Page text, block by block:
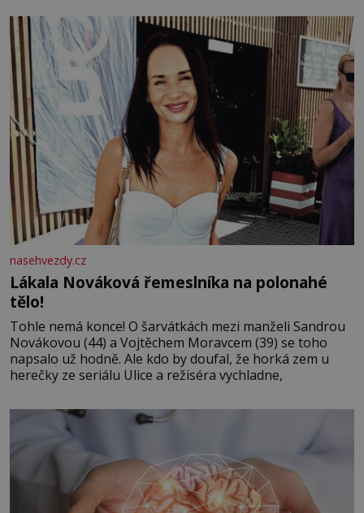
tisíc příslušnic svého včelstva, vznikne jeden z
nejdokonalejších organismů
nasehvezdy.cz
Lákala Nováková řemeslníka na polonahé
tělo!
Tohle nemá konce! O šarvátkách mezi manželi Sandrou
Novákovou (44) a Vojtěchem Moravcem (39) se toho
napsalo už hodně. Ale kdo by doufal, že horká zem u
herečky ze seriálu Ulice a režiséra vychladne,